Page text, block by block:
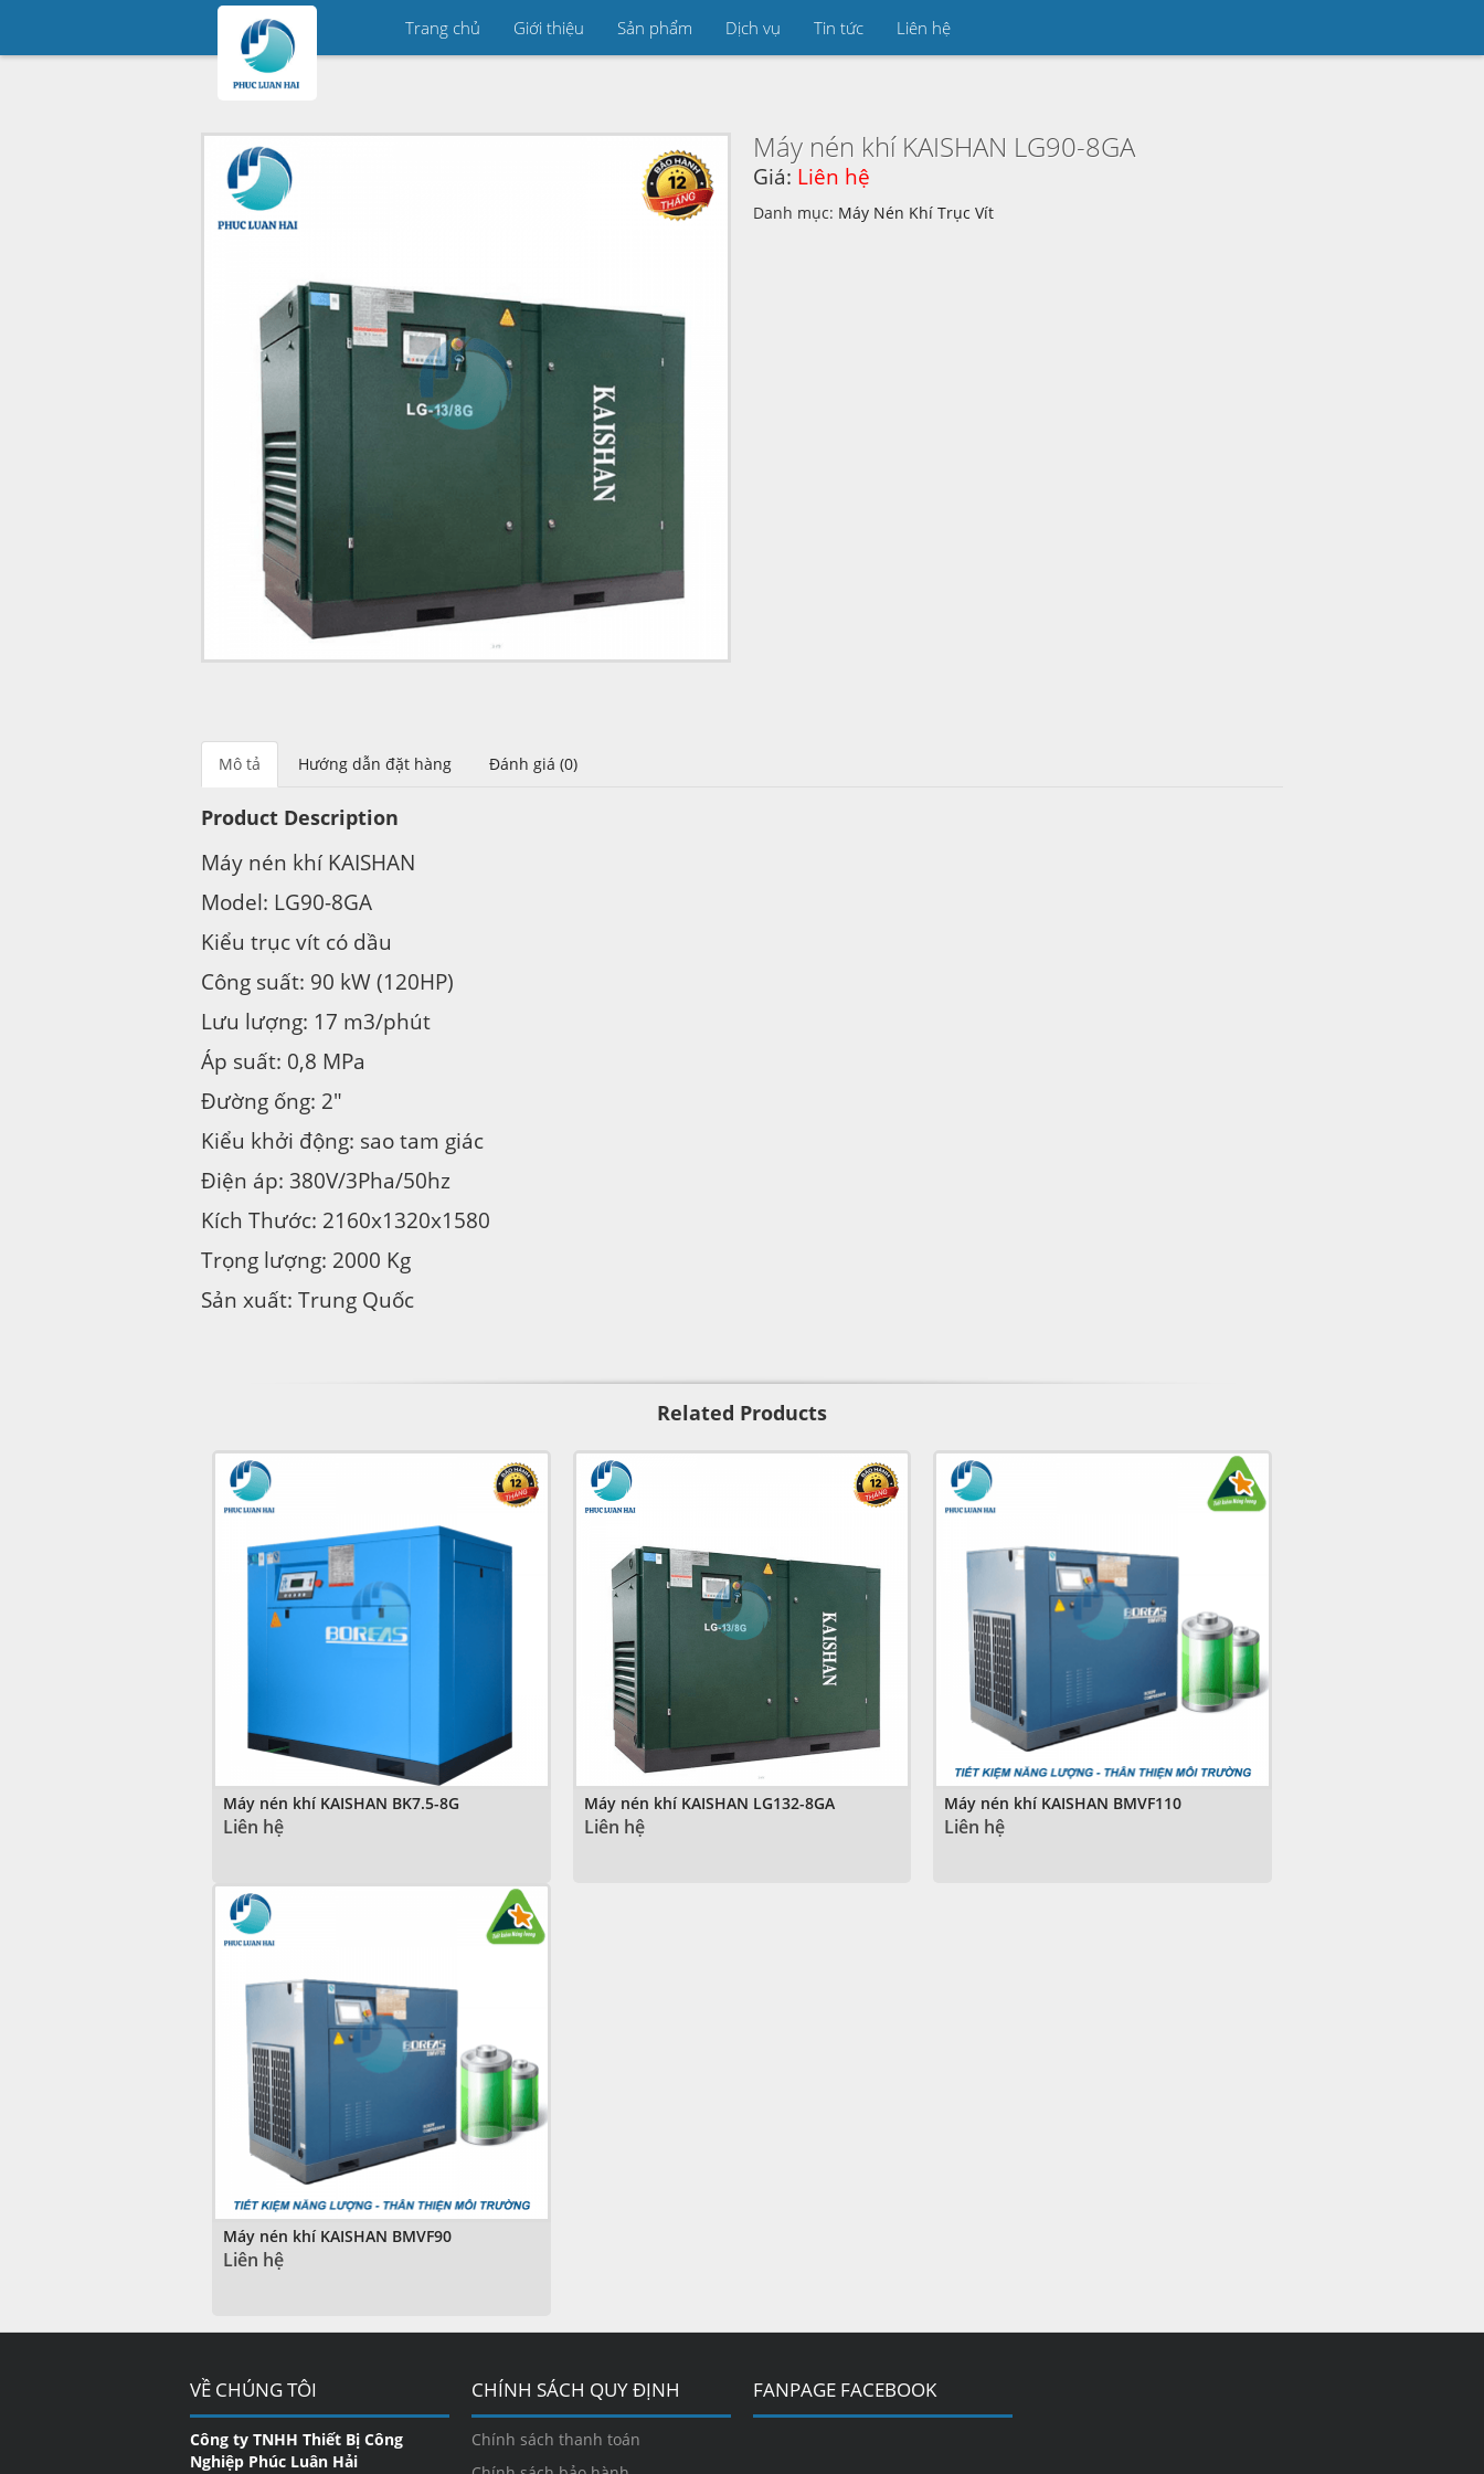
Trang chủ Giới thiệu Sản phẩm Dịch vụ Tin tức Liên hệ
Máy nén khí KAISHAN LG90-8GA
Giá: Liên hệ
Danh mục: Máy Nén Khí Trục Vít
Mô tả Hướng dẫn đặt hàng Đánh giá (0)
Product Description
Máy nén khí KAISHAN
Model: LG90-8GA
Kiểu trục vít có dầu
Công suất: 90 kW (120HP)
Lưu lượng: 17 m3/phút
Áp suất: 0,8 MPa
Đường ống: 2″
Kiểu khởi động: sao tam giác
Điện áp: 380V/3Pha/50hz
Kích Thước: 2160x1320x1580
Trọng lượng: 2000 Kg
Sản xuất: Trung Quốc
Related Products
Máy nén khí KAISHAN BK7.5-8G
Liên hệ
Máy nén khí KAISHAN LG132-8GA
Liên hệ
Máy nén khí KAISHAN BMVF110
Liên hệ
Máy nén khí KAISHAN BMVF90
Liên hệ
VỀ CHÚNG TÔI
Công ty TNHH Thiết Bị Công
Nghiệp Phúc Luân Hải
CHÍNH SÁCH QUY ĐỊNH
Chính sách thanh toán
FANPAGE FACEBOOK